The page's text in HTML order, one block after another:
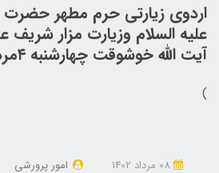
اردوی زیارتی حرم مطهر حضرت
علیه السلام وزیارت مزار شریف
آیت الله خوشوقت چهارشنبه ۴مرداد ۱۴۰۲
)
امور پرورشی